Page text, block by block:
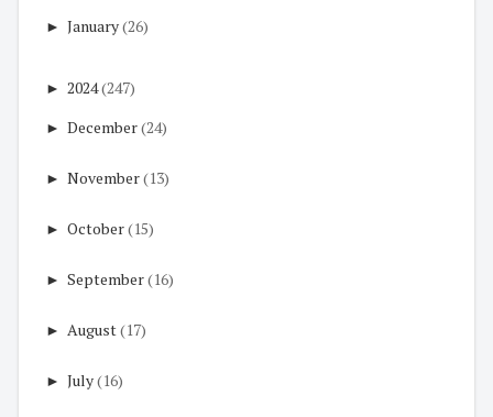
► January(26)
► 2024(247)
► December(24)
► November(13)
► October(15)
► September(16)
► August(17)
► July(16)